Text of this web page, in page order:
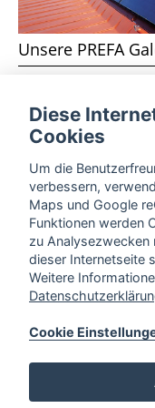
Unsere PREFA
Falzschablonen und
Wir stellen ein:
Bewerben Sie sich
Diese
Cookies
Um die
verbessern,
Maps und Google
Funktionen werden
zu Analysezwecken
dieser Internetseite
Weitere
Cookie